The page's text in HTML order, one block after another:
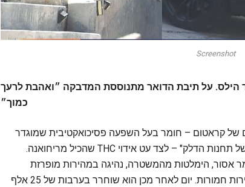
Screenshot
הילס. על תיבת הדואר מתנוססת המדבקה ״ואהבת לרעך
כמוך״
שנערך בקורבט נמצאו יותר מ-200 גרם של קראטום – חומר בעל השפעה פסיכואקטיבית שמוגדר
כחומר אסור בארקנסו ולעתים מכונה "ההרואין של תחנות הדלק" – לצד עט אידוי THC שהכיל מריחואנה.
הימלטות מהמשטרה, נהיגה במהירות מופרזת
ועקיפה מסוכנת. שניים מהאישומים הוגדרו כעבירות חמורות. יום לאחר מכן הוא שוחרר בערבות של 25 אלף